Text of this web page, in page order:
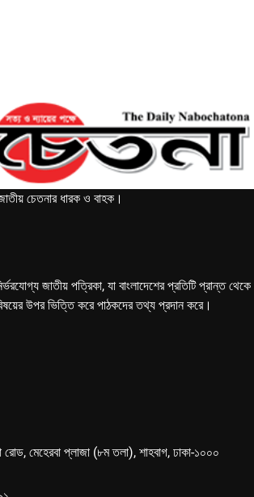
চেতনার ধারক ও বাহক।
জাতীয় পত্রিকা, যা বাংলাদেশের প্রতিটি প্রান্ত
উপর ভিত্তি করে পাঠকদের তথ্য প্রদান করে।
মেহেরবা প্লাজা (৮ম তলা), শাহবাগ, ঢাকা-১০০০